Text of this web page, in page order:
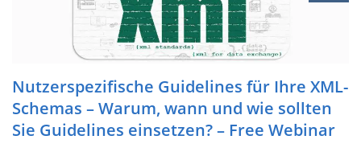
Nutzerspezifische Guidelines für Ihre XML-
Schemas – Warum, wann und wie sollten
Sie Guidelines einsetzen? – Free Webinar